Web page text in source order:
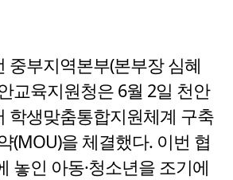
중부지역본부(본부장 심혜
교육지원청은 6월 2일 천안
학생맞춤통합지원체계 구축
(MOU)을 체결했다. 이번 협
놓인 아동·청소년을 조기에